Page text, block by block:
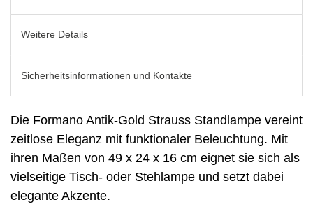
Weitere Details
Sicherheitsinformationen und Kontakte
Die Formano Antik-Gold Strauss Standlampe vereint
zeitlose Eleganz mit funktionaler Beleuchtung. Mit
ihren Maßen von 49 x 24 x 16 cm eignet sie sich als
vielseitige Tisch- oder Stehlampe und setzt dabei
elegante Akzente.